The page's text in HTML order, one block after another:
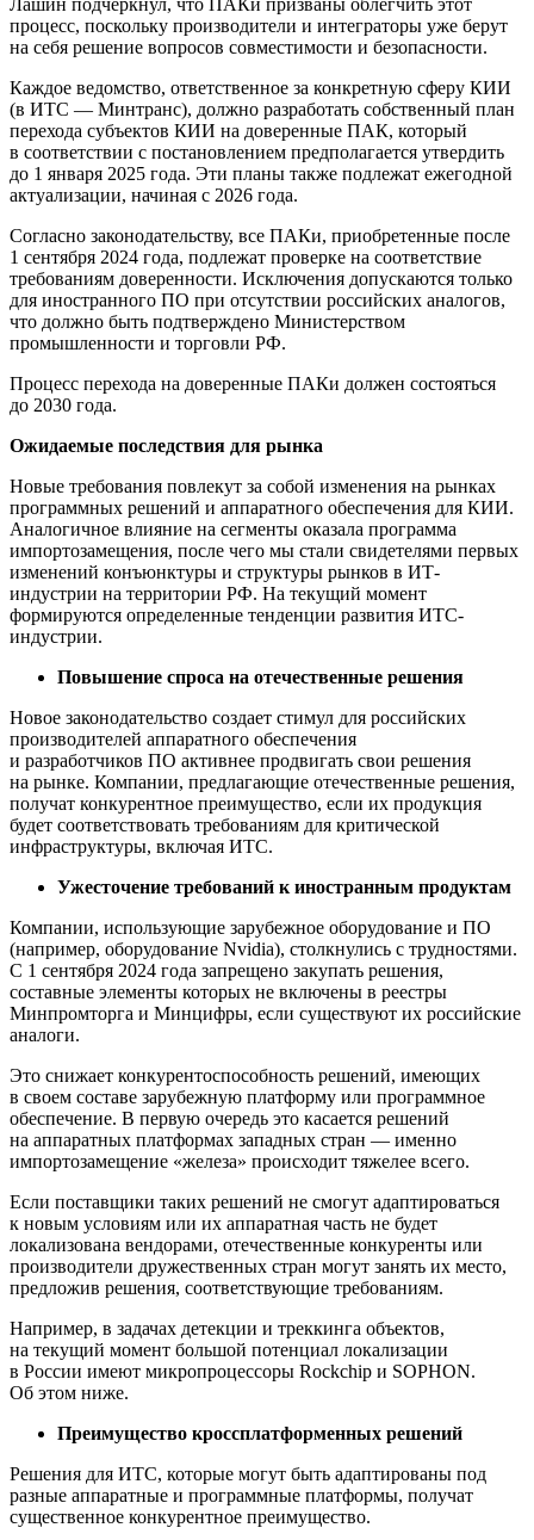
процесс, поскольку производители и интеграторы уже берут
на себя решение вопросов совместимости и безопасности.
Каждое ведомство, ответственное за конкретную сферу КИИ
(в ИТС — Минтранс), должно разработать собственный план
перехода субъектов КИИ на доверенные ПАК, который
в соответствии с постановлением предполагается утвердить
до 1 января 2025 года. Эти планы также подлежат ежегодной
актуализации, начиная с 2026 года.
Согласно законодательству, все ПАКи, приобретенные после
1 сентября 2024 года, подлежат проверке на соответствие
требованиям доверенности. Исключения допускаются только
для иностранного ПО при отсутствии российских аналогов,
что должно быть подтверждено Министерством
промышленности и торговли РФ.
Процесс перехода на доверенные ПАКи должен состояться
до 2030 года.
Ожидаемые последствия для рынка
Новые требования повлекут за собой изменения на рынках
программных решений и аппаратного обеспечения для КИИ.
Аналогичное влияние на сегменты оказала программа
импортозамещения, после чего мы стали свидетелями первых
изменений конъюнктуры и структуры рынков в ИТ-
индустрии на территории РФ. На текущий момент
формируются определенные тенденции развития ИТС-
индустрии.
Повышение спроса на отечественные решения
Новое законодательство создает стимул для российских
производителей аппаратного обеспечения
и разработчиков ПО активнее продвигать свои решения
на рынке. Компании, предлагающие отечественные решения,
получат конкурентное преимущество, если их продукция
будет соответствовать требованиям для критической
инфраструктуры, включая ИТС.
Ужесточение требований к иностранным продуктам
Компании, использующие зарубежное оборудование и ПО
(например, оборудование Nvidia), столкнулись с трудностями.
С 1 сентября 2024 года запрещено закупать решения,
составные элементы которых не включены в реестры
Минпромторга и Минцифры, если существуют их российские
аналоги.
Это снижает конкурентоспособность решений, имеющих
в своем составе зарубежную платформу или программное
обеспечение. В первую очередь это касается решений
на аппаратных платформах западных стран — именно
импортозамещение «железа» происходит тяжелее всего.
Если поставщики таких решений не смогут адаптироваться
к новым условиям или их аппаратная часть не будет
локализована вендорами, отечественные конкуренты или
производители дружественных стран могут занять их место,
предложив решения, соответствующие требованиям.
Например, в задачах детекции и треккинга объектов,
на текущий момент большой потенциал локализации
в России имеют микропроцессоры Rockchip и SOPHON.
Об этом ниже.
Преимущество кроссплатформенных решений
Решения для ИТС, которые могут быть адаптированы под
разные аппаратные и программные платформы, получат
существенное конкурентное преимущество.